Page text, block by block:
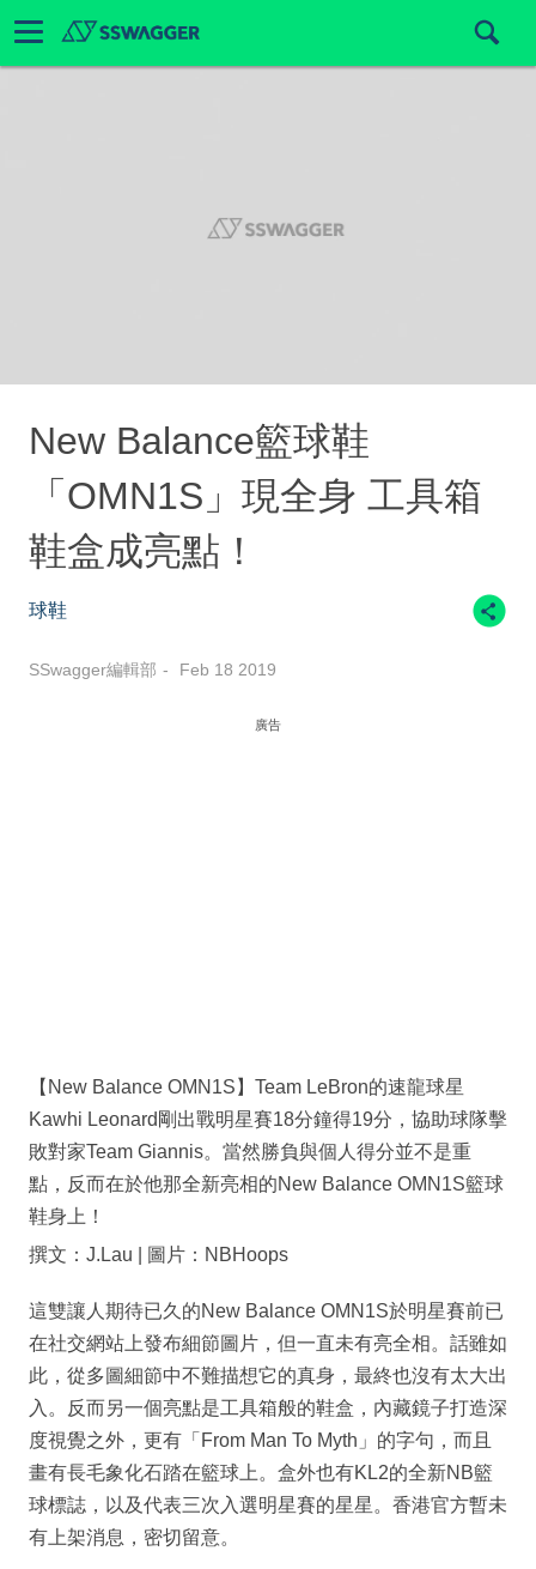
New Balance籃球鞋
「OMN1S」現全身 工具箱
鞋盒成亮點！
球鞋
SSwagger編輯部 Feb 18 2019
廣告
【New Balance OMN1S】Team LeBron的速龍球星
Kawhi Leonard剛出戰明星賽18分鐘得19分，協助球隊擊
敗對家Team Giannis。當然勝負與個人得分並不是重
點，反而在於他那全新亮相的New Balance OMN1S籃球
鞋身上！
撰文：J.Lau | 圖片：NBHoops
這雙讓人期待已久的New Balance OMN1S於明星賽前已
在社交網站上發布細節圖片，但一直未有亮全相。話雖如
此，從多圖細節中不難描想它的真身，最終也沒有太大出
入。反而另一個亮點是工具箱般的鞋盒，內藏鏡子打造深
度視覺之外，更有「From Man To Myth」的字句，而且
畫有長毛象化石踏在籃球上。盒外也有KL2的全新NB籃
球標誌，以及代表三次入選明星賽的星星。香港官方暫未
有上架消息，密切留意。